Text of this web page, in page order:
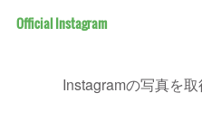
Official Instagram
Instagramの写真を取